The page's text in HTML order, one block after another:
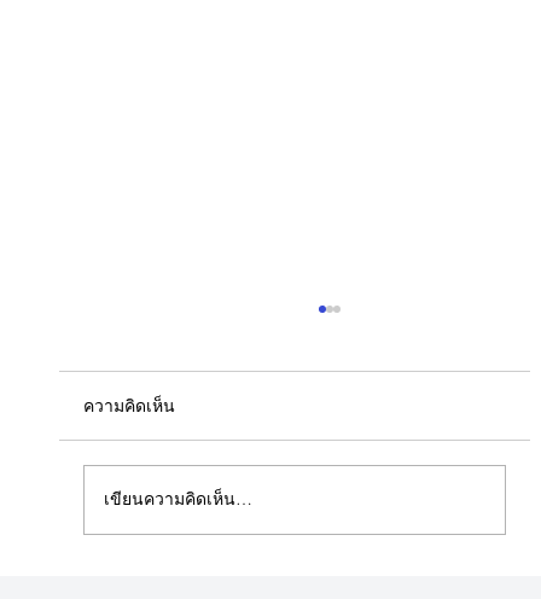
ความคิดเห็น
เขียนความคิดเห็น…